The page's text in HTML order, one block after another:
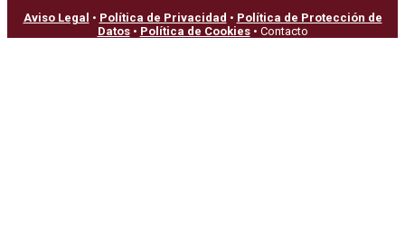
Aviso Legal • Política de Privacidad • Política de Protección de
Datos• Política de Cookies• Contacto